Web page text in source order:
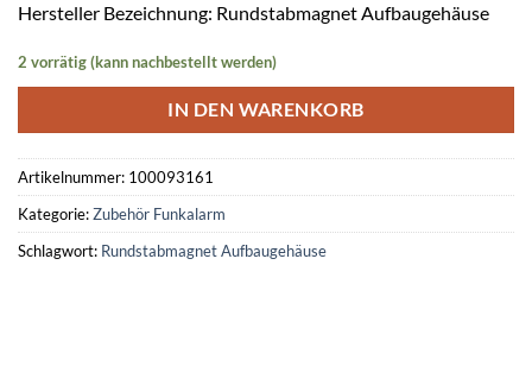
Hersteller Bezeichnung: Rundstabmagnet Aufbaugehäuse
2 vorrätig (kann nachbestellt werden)
IN DEN WARENKORB
Artikelnummer: 100093161
Kategorie:Zubehör Funkalarm
Schlagwort: Rundstabmagnet Aufbaugehäuse